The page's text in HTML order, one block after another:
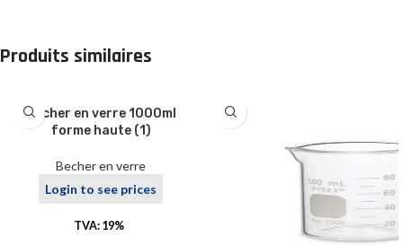
Produits similaires
Bécher en verre 1000ml
forme haute (1)
Becher en verre
Login to see prices
TVA: 19%